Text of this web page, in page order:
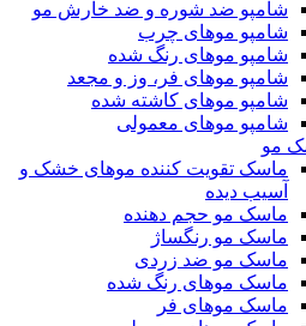
شامپو ضد شوره و ضد خارش مو
شامپو موهای چرب
شامپو موهای رنگ شده
شامپو موهای فر، وز و مجعد
شامپو موهای کاشته شده
شامپو موهای معمولی
مو
ماسک تقویت کننده موهای خشک و
آسیب دیده
ماسک مو حجم دهنده
ماسک مو رنگساژ
ماسک مو ضد زردی
ماسک موهای رنگ شده
ماسک موهای فر